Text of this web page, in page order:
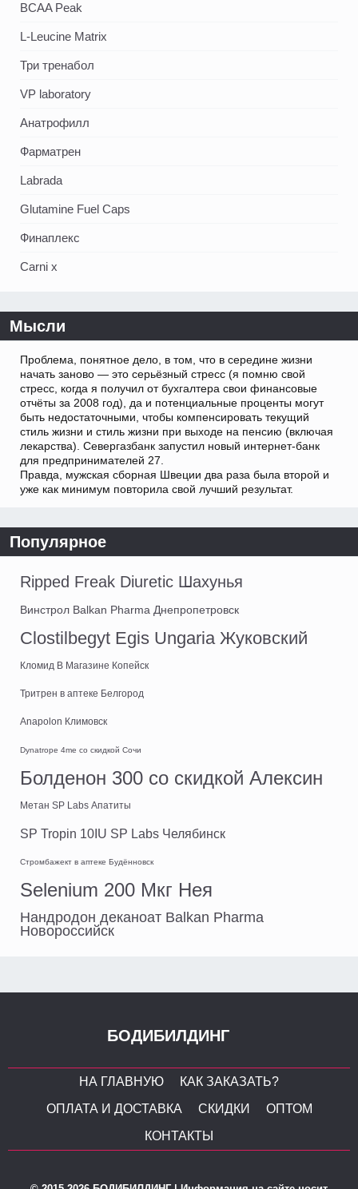
BCAA Peak
L-Leucine Matrix
Три тренабол
VP laboratory
Анатрофилл
Фарматрен
Labrada
Glutamine Fuel Caps
Финаплекс
Carni x
Мысли
Проблема, понятное дело, в том, что в середине жизни
начать заново — это серьёзный стресс (я помню свой
стресс, когда я получил от бухгалтера свои финансовые
отчёты за 2008 год), да и потенциальные проценты могут
быть недостаточными, чтобы компенсировать текущий
стиль жизни и стиль жизни при выходе на пенсию (включая
лекарства). Севергазбанк запустил новый интернет-банк
для предпринимателей 27.
Правда, мужская сборная Швеции два раза была второй и
уже как минимум повторила свой лучший результат.
Популярное
Ripped Freak Diuretic Шахунья
Винстрол Balkan Pharma Днепропетровск
Clostilbegyt Egis Ungaria Жуковский
Кломид В Магазине Копейск
Тритрен в аптеке Белгород
Anapolon Климовск
Dynatrope 4me со скидкой Сочи
Болденон 300 со скидкой Алексин
Метан SP Labs Апатиты
SP Tropin 10IU SP Labs Челябинск
Стромбажект в аптеке Будённовск
Selenium 200 Мкг Нея
Нандродон деканоат Balkan Pharma
Новороссийск
БОДИБИЛДИНГ
НА ГЛАВНУЮ
КАК ЗАКАЗАТЬ?
ОПЛАТА И ДОСТАВКА
СКИДКИ
ОПТОМ
КОНТАКТЫ